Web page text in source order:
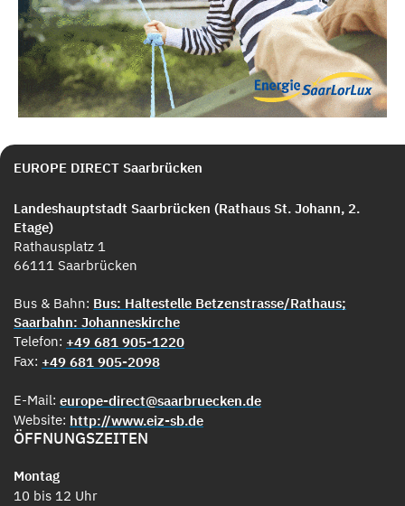
EUROPE DIRECT Saarbrücken
Landeshauptstadt Saarbrücken (Rathaus St. Johann, 2.
Etage)
Rathausplatz 1
66111 Saarbrücken
Bus & Bahn: Bus: Haltestelle Betzenstrasse/Rathaus;
Saarbahn: Johanneskirche
Telefon: +49 681 905-1220
Fax: +49 681 905-2098
E-Mail: europe-direct@saarbruecken.de
Website: http://www.eiz-sb.de
ÖFFNUNGSZEITEN
Montag
10 bis 12 Uhr